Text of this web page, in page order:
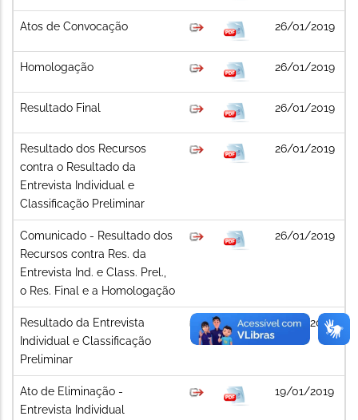
Atos de Convocação 26/01/2019
Homologação 26/01/2019
Resultado Final 26/01/2019
Resultado dos Recursos
contra o Resultado da
Entrevista Individual e
Classificação Preliminar
26/01/2019
Comunicado - Resultado dos
Recursos contra Res. da
Entrevista Ind. e Class. Prel.,
o Res. Final e a Homologação
26/01/2019
Resultado da Entrevista
Individual e Classificação
Preliminar
19/01/2019
Ato de Eliminação -
Entrevista Individual
19/01/2019